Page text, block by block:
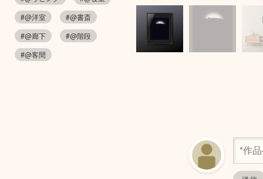
#@洋室
#@書斎
#@廊下
#@階段
#@客間